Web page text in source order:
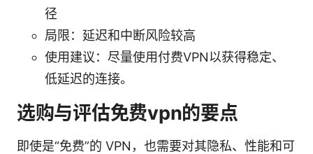
径
局限：延迟和中断风险较高
使用建议：尽量使用付费VPN以获得稳定、
低延迟的连接。
选购与评估免费vpn的要点
即使是“免费”的 VPN，也需要对其隐私、性能和可